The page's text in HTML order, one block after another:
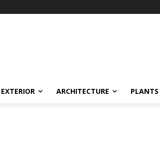
EXTERIOR ARCHITECTURE PLANTS